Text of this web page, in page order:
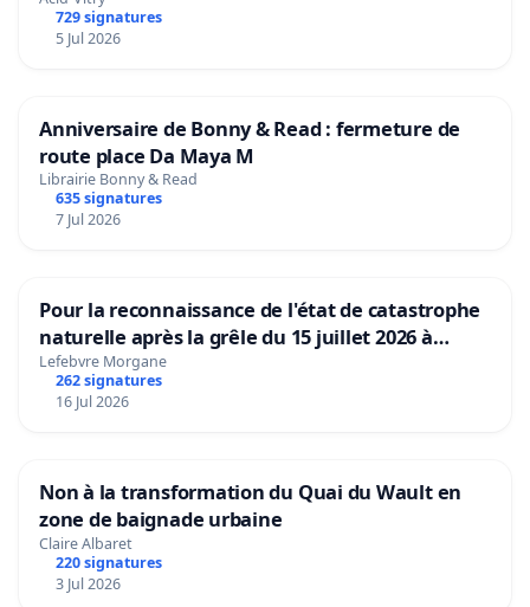
729 signatures
5 Jul 2026
Anniversaire de Bonny & Read : fermeture de
route place Da Maya M
Librairie Bonny & Read
635 signatures
7 Jul 2026
Pour la reconnaissance de l'état de catastrophe
naturelle après la grêle du 15 juillet 2026 à
Aubenas et ses alentours
Lefebvre Morgane
262 signatures
16 Jul 2026
Non à la transformation du Quai du Wault en
zone de baignade urbaine
Claire Albaret
220 signatures
3 Jul 2026